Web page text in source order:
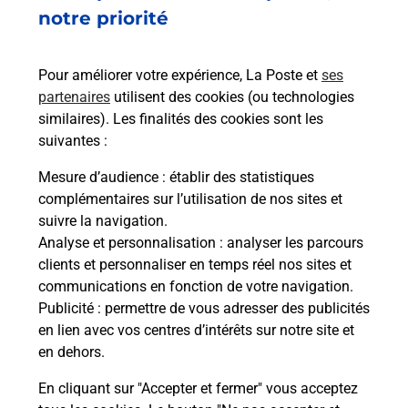
notre priorité
Pour améliorer votre expérience, La Poste et ses
partenaires utilisent des cookies (ou technologies
similaires). Les finalités des cookies sont les
suivantes :
Mesure d’audience : établir des statistiques
complémentaires sur l’utilisation de nos sites et
suivre la navigation.
Analyse et personnalisation : analyser les parcours
clients et personnaliser en temps réel nos sites et
communications en fonction de votre navigation.
Publicité : permettre de vous adresser des publicités
en lien avec vos centres d’intérêts sur notre site et
en dehors.
En cliquant sur "Accepter et fermer" vous acceptez
32 BOULEVARD JEAN JAURES
En savoir plus
Malin !
La Poste
en ligne
Ouvert 24h/24
En savoir plus